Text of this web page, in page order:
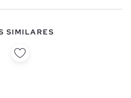
SIMILARES